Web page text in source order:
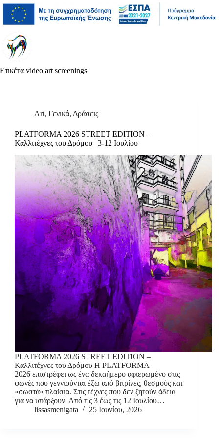
Μετάβαση
περιεχόμενο
Άλμα
γραμμή
Μετάβαση
περιεχόμενο
Ετικέτα video art screenings
Art, Γενικά, Δράσεις
PLATFORMA 2026 STREET EDITION –
Καλλιτέχνες του Δρόμου | 3-12 Ιουλίου
PLATFORMA 2026 STREET EDITION –
Καλλιτέχνες του Δρόμου Η PLATFORMA
2026 επιστρέφει ως ένα δεκαήμερο αφιερωμένο στις
φωνές που γεννιούνται έξω από βιτρίνες, θεσμούς και
«σωστά» πλαίσια. Στις τέχνες που δεν ζητούν άδεια
για να υπάρξουν. Από τις 3 έως τις 12 Ιουλίου…
lissasmenigata
25 Ιουνίου, 2026